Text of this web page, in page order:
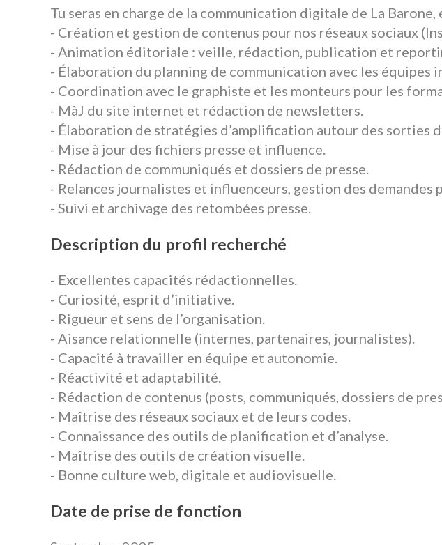
Tu seras en charge de la communication digitale de La
- Création et gestion de contenus pour nos réseaux sociaux
- Animation éditoriale : veille, rédaction, publication et
- Élaboration du planning de communication avec les équipes
- Coordination avec le graphiste et les monteurs pour les
- MàJ du site internet et rédaction de newsletters.
- Élaboration de stratégies d’amplification autour des sorties
- Mise à jour des fichiers presse et influence.
- Rédaction de communiqués et dossiers de presse.
- Relances journalistes et influenceurs, gestion des demandes
- Suivi et archivage des retombées presse.
Description du profil recherché
- Excellentes capacités rédactionnelles.
- Curiosité, esprit d’initiative.
- Rigueur et sens de l’organisation.
- Aisance relationnelle (internes, partenaires, journalistes).
- Capacité à travailler en équipe et autonomie.
- Réactivité et adaptabilité.
- Rédaction de contenus (posts, communiqués, dossiers de
- Maîtrise des réseaux sociaux et de leurs codes.
- Connaissance des outils de planification et d’analyse.
- Maîtrise des outils de création visuelle.
- Bonne culture web, digitale et audiovisuelle.
Date de prise de fonction